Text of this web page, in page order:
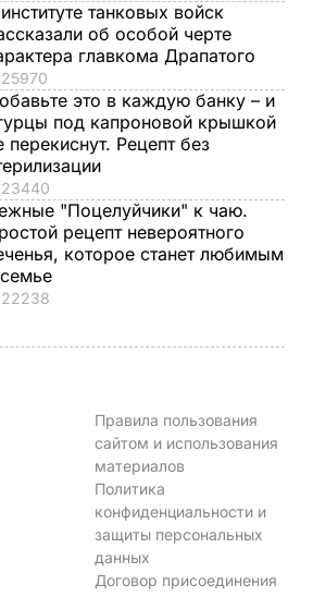
танковых войск
об особой черте
главкома Драпатого
25970
это в каждую банку – и
под капроновой крышкой
перекиснут. Рецепт без
23440
"Поцелуйчики" к чаю.
рецепт невероятного
которое станет любимым
22238
Правила пользования
сайтом и использования
материалов
Политика
конфиденциальности и
защиты персональных
данных
Договор присоединения